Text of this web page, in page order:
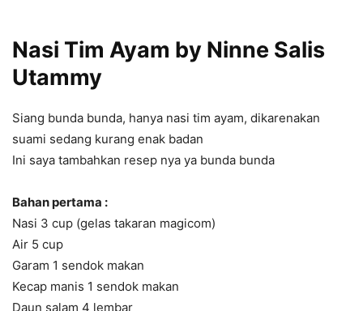
Nasi Tim Ayam by Ninne Salis
Utammy
Siang bunda bunda, hanya nasi tim ayam, dikarenakan
suami sedang kurang enak badan
Ini saya tambahkan resep nya ya bunda bunda
Bahan pertama :
Nasi 3 cup (gelas takaran magicom)
Air 5 cup
Garam 1 sendok makan
Kecap manis 1 sendok makan
Daun salam 4 lembar